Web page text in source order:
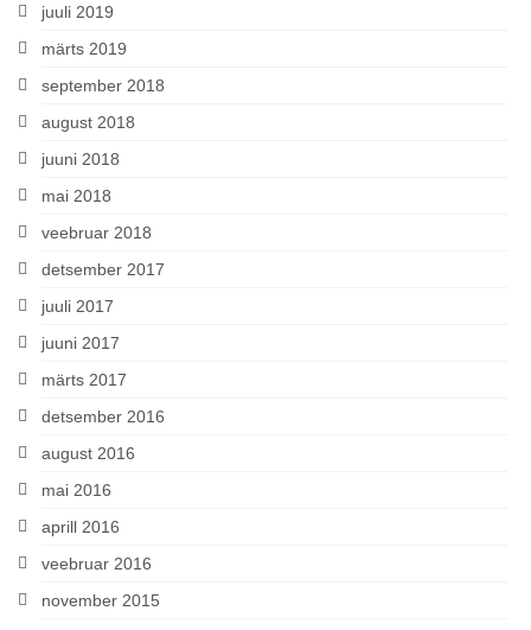
juuli 2019
märts 2019
september 2018
august 2018
juuni 2018
mai 2018
veebruar 2018
detsember 2017
juuli 2017
juuni 2017
märts 2017
detsember 2016
august 2016
mai 2016
aprill 2016
veebruar 2016
november 2015